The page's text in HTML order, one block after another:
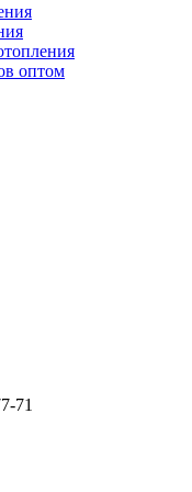
оптом
71